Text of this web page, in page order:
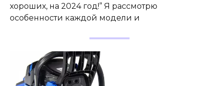
хороших, на 2024 год!” Я рассмотрю
особенности каждой модели и